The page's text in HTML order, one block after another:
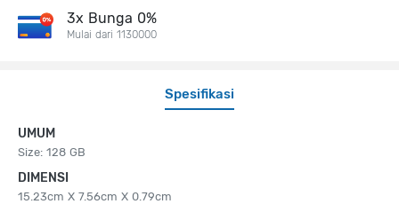
Spesifikasi
UMUM
Size: 128 GB
DIMENSI
15.23cm X 7.56cm X 0.79cm
3x Bunga 0%
Mulai dari 1130000